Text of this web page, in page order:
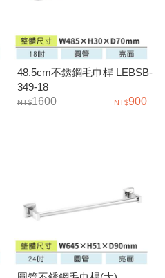
48.5cm不銹鋼毛巾桿 LEBSB-
349-18
1600
900